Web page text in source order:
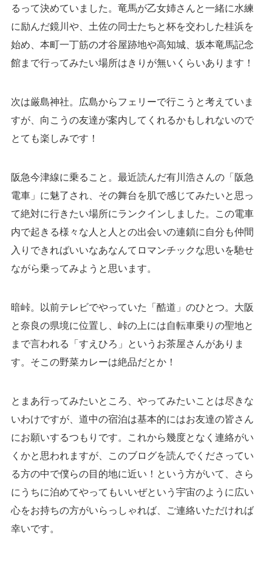
るって決めていました。竜馬が乙女姉さんと一緒に水練
に励んだ鏡川や、土佐の同士たちと杯を交わした桂浜を
始め、本町一丁筋の才谷屋跡地や高知城、坂本竜馬記念
館まで行ってみたい場所はきりが無いくらいあります！
次は厳島神社。広島からフェリーで行こうと考えていま
すが、向こうの友達が案内してくれるかもしれないので
とても楽しみです！
阪急今津線に乗ること。最近読んだ有川浩さんの「阪急
電車」に魅了され、その舞台を肌で感じてみたいと思っ
て絶対に行きたい場所にランクインしました。この電車
内で起きる様々な人と人との出会いの連鎖に自分も仲間
入りできればいいなあなんてロマンチックな思いを馳せ
ながら乗ってみようと思います。
暗峠。以前テレビでやっていた「酷道」のひとつ。大阪
と奈良の県境に位置し、峠の上には自転車乗りの聖地と
まで言われる「すえひろ」というお茶屋さんがありま
す。そこの野菜カレーは絶品だとか！
とまあ行ってみたいところ、やってみたいことは尽きな
いわけですが、道中の宿泊は基本的にはお友達の皆さん
にお願いするつもりです。これから幾度となく連絡がい
くかと思われますが、このブログを読んでくださってい
る方の中で僕らの目的地に近い！という方がいて、さら
にうちに泊めてやってもいいぜという宇宙のように広い
心をお持ちの方がいらっしゃれば、ご連絡いただければ
幸いです。